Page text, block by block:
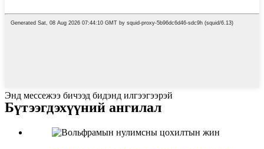
Энд мессежээ бичээд бидэнд илгээгээрэй
Бүтээгдэхүүний ангилал